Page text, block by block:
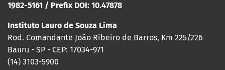
1982-5161 / Prefix DOI: 10.47878
Instituto Lauro de Souza Lima
Rod. Comandante João Ribeiro de Barros, Km 225/226
Bauru - SP - CEP: 17034-971
(14) 3103-5900